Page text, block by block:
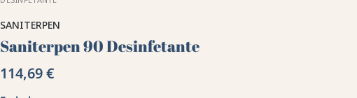
SANITERPEN
Saniterpen 90 Desinfetante
114,69 €